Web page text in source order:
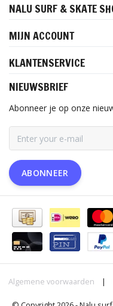
NALU SURF & SKATE
MIJN ACCOUNT
KLANTENSERVICE
NIEUWSBRIEF
Abonneer je op onze
ABONNEER
Algemene voorwaarden |